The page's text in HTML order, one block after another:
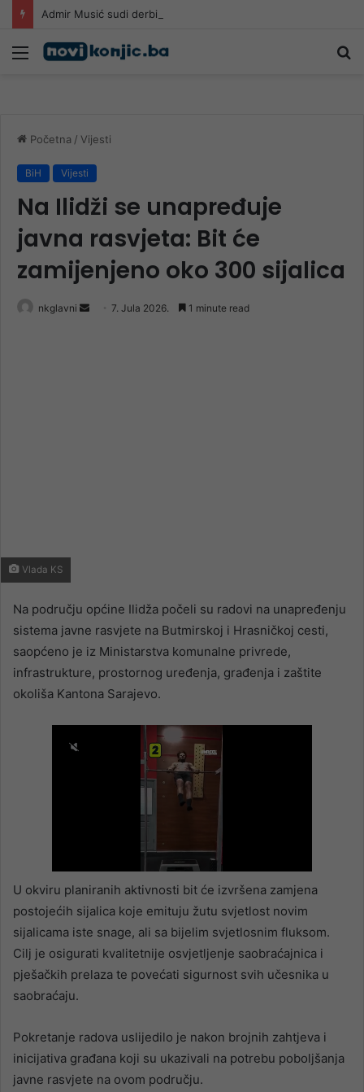
Meni
Početna / Vijesti
BiH Vijesti
Na Ilidži se unapređuje
javna rasvjeta: Bit će
zamijenjeno oko 300 sijalica
nkglavni
Send7. Jula 2026. 1 minute read
Vlada KS
Na području općine Ilidža počeli su radovi na unapređenju
sistema javne rasvjete na Butmirskoj i Hrasničkoj cesti,
saopćeno je iz Ministarstva komunalne privrede,
infrastrukture, prostornog uređenja, građenja i zaštite
okoliša Kantona Sarajevo.
U okviru planiranih aktivnosti bit će izvršena zamjena
postojećih sijalica koje emituju žutu svjetlost novim
sijalicama iste snage, ali sa bijelim svjetlosnim fluksom.
Cilj je osigurati kvalitetnije osvjetljenje saobraćajnica i
pješačkih prelaza te povećati sigurnost svih učesnika u
saobraćaju.
Pokretanje radova uslijedilo je nakon brojnih zahtjeva i
inicijativa građana koji su ukazivali na potrebu poboljšanja
javne rasvjete na ovom području.